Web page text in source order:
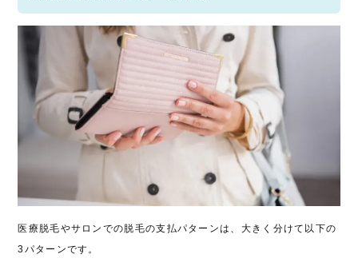
医療脱毛やサロンでの脱毛の支払パターンは、大きく分けて以下の
3パターンです。